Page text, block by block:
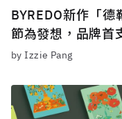
BYREDO新作「
節為發想，品牌首
by Izzie Pang